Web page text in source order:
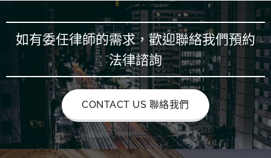
如有委任律師的需求，歡迎聯絡我們預約
法律諮詢
CONTACT US 聯絡我們